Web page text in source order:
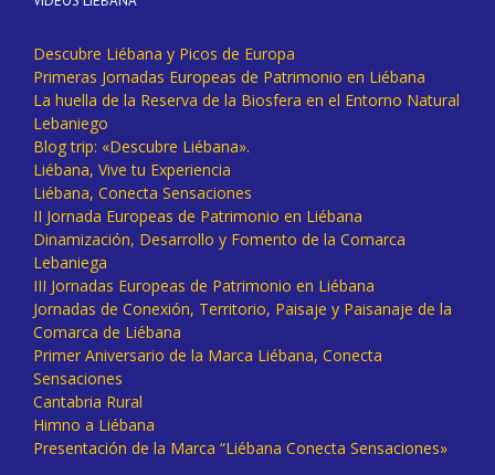
Descubre Liébana y Picos de Europa
Primeras Jornadas Europeas de Patrimonio en Liébana
La huella de la Reserva de la Biosfera en el Entorno Natural
Lebaniego
Blog trip: «Descubre Liébana».
Liébana, Vive tu Experiencia
Liébana, Conecta Sensaciones
II Jornada Europeas de Patrimonio en Liébana
Dinamización, Desarrollo y Fomento de la Comarca
Lebaniega
III Jornadas Europeas de Patrimonio en Liébana
Jornadas de Conexión, Territorio, Paisaje y Paisanaje de la
Comarca de Liébana
Primer Aniversario de la Marca Liébana, Conecta
Sensaciones
Cantabria Rural
Himno a Liébana
Presentación de la Marca “Liébana Conecta Sensaciones»